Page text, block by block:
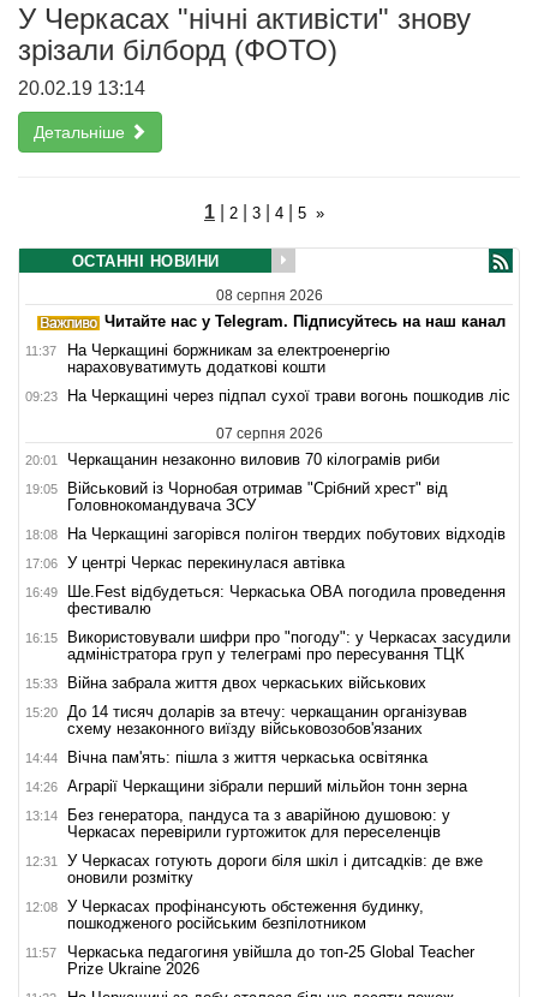
У Черкасах "нічні активісти" знову
зрізали білборд (ФОТО)
20.02.19 13:14
Детальніше
1 2 3 4 5 »
ОСТАННІ НОВИНИ
08 серпня 2026
Читайте нас у Telegram. Підписуйтесь на наш канал
11:37
На Черкащині боржникам за електроенергію
нараховуватимуть додаткові кошти
09:23 На Черкащині через підпал сухої трави вогонь пошкодив ліс
07 серпня 2026
20:01 Черкащанин незаконно виловив 70 кілограмів риби
19:05
Військовий із Чорнобая отримав "Срібний хрест" від
Головнокомандувача ЗСУ
18:08 На Черкащині загорівся полігон твердих побутових відходів
17:06 У центрі Черкас перекинулася автівка
16:49
Ше.Fest відбудеться: Черкаська ОВА погодила проведення
фестивалю
16:15
Використовували шифри про "погоду": у Черкасах засудили
адміністратора груп у телеграмі про пересування ТЦК
15:33 Війна забрала життя двох черкаських військових
15:20
До 14 тисяч доларів за втечу: черкащанин організував
схему незаконного виїзду військовозобов'язаних
14:44 Вічна пам'ять: пішла з життя черкаська освітянка
14:26 Аграрії Черкащини зібрали перший мільйон тонн зерна
13:14
Без генератора, пандуса та з аварійною душовою: у
Черкасах перевірили гуртожиток для переселенців
12:31
У Черкасах готують дороги біля шкіл і дитсадків: де вже
оновили розмітку
12:08
У Черкасах профінансують обстеження будинку,
пошкодженого російським безпілотником
11:57
Черкаська педагогиня увійшла до топ-25 Global Teacher
Prize Ukraine 2026